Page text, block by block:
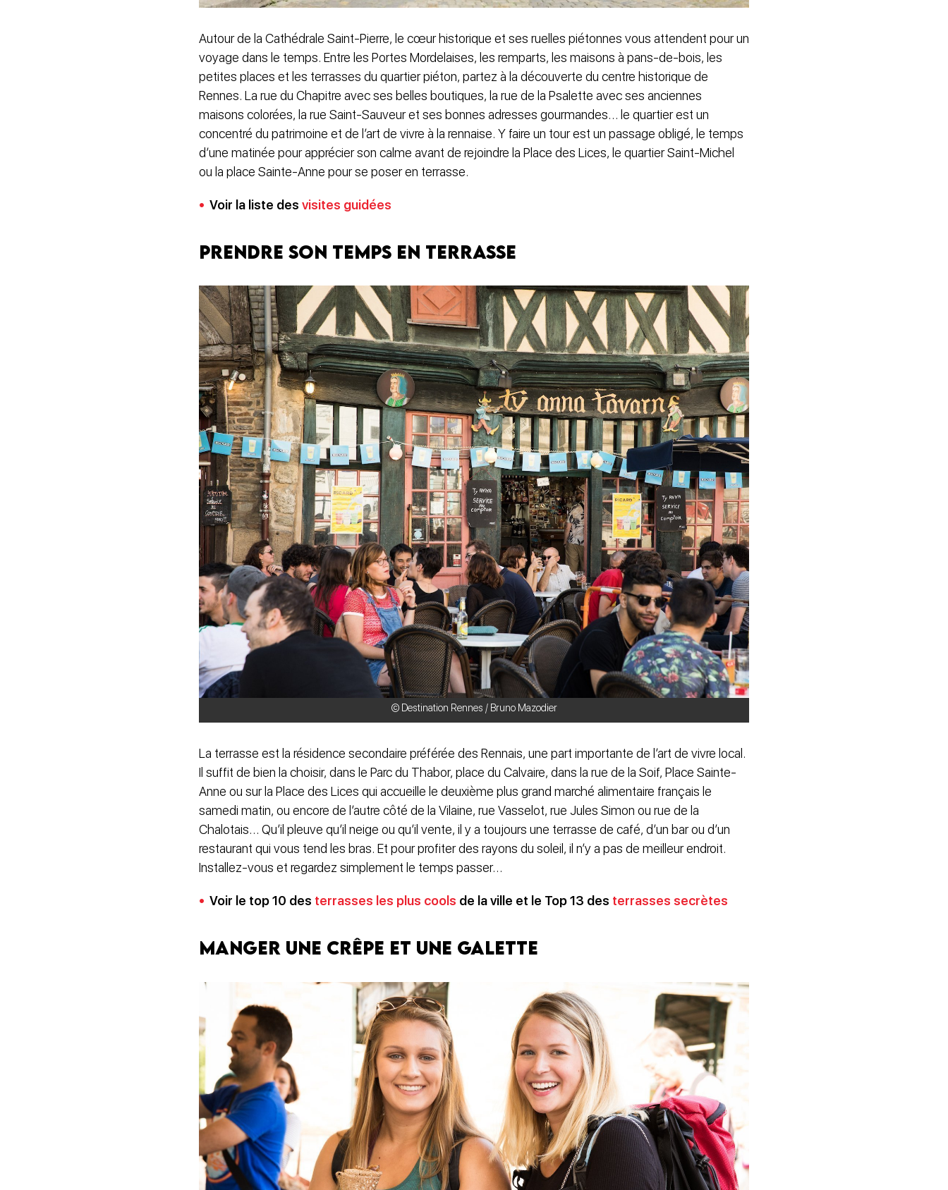
Autour de la Cathédrale Saint-Pierre, le cœur historique et ses ruelles piétonnes vous attendent pour un
voyage dans le temps. Entre les Portes Mordelaises, les remparts, les maisons à pans-de-bois, les
petites places et les terrasses du quartier piéton, partez à la découverte du centre historique de
Rennes. La rue du Chapitre avec ses belles boutiques, la rue de la Psalette avec ses anciennes
maisons colorées, la rue Saint-Sauveur et ses bonnes adresses gourmandes… le quartier est un
concentré du patrimoine et de l’art de vivre à la rennaise. Y faire un tour est un passage obligé, le temps
d’une matinée pour apprécier son calme avant de rejoindre la Place des Lices, le quartier Saint-Michel
ou la place Sainte-Anne pour se poser en terrasse.
Voir la liste des visites guidées
Prendre son temps en terrasse
© Destination Rennes / Bruno Mazodier
La terrasse est la résidence secondaire préférée des Rennais, une part importante de l’art de vivre local.
Il suffit de bien la choisir, dans le Parc du Thabor, place du Calvaire, dans la rue de la Soif, Place Sainte-
Anne ou sur la Place des Lices qui accueille le deuxième plus grand marché alimentaire français le
samedi matin, ou encore de l’autre côté de la Vilaine, rue Vasselot, rue Jules Simon ou rue de la
Chalotais… Qu’il pleuve qu’il neige ou qu’il vente, il y a toujours une terrasse de café, d’un bar ou d’un
restaurant qui vous tend les bras. Et pour profiter des rayons du soleil, il n’y a pas de meilleur endroit.
Installez-vous et regardez simplement le temps passer…
Voir le top 10 des terrasses les plus cools de la ville et le Top 13 des terrasses secrètes
Manger une crêpe et une galette